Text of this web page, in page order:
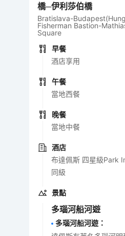
橋─伊利莎伯橋
Bratislava-
Fisherman Bastion-
Square
早餐
酒店享用
午餐
當地西餐
晚餐
當地中餐
酒店
布達佩斯 四星級Park
同級
景點
多瑙河船河遊
多瑙河船河遊 ：